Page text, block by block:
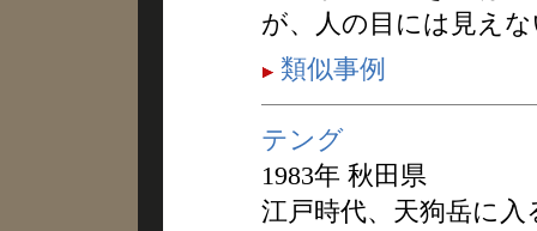
が、人の目には見え
類似事例
テング
1983年 秋田県
江戸時代、天狗岳に